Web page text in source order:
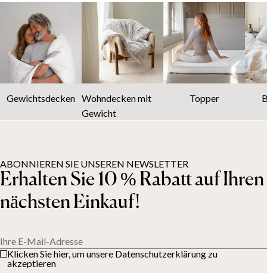
Gewichtsdecken Wohndecken mit
Gewicht
Topper
ABONNIEREN SIE UNSEREN NEWSLETTER
Erhalten Sie 10 % Rabatt auf Ihren
nächsten Einkauf!
Ihre E-Mail-Adresse
Klicken Sie hier, um unsere Datenschutzerklärung zu
akzeptieren